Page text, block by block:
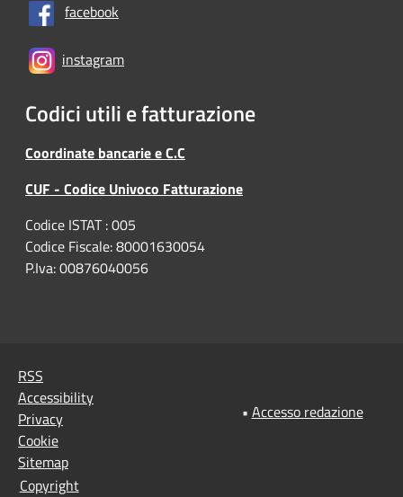
facebook
instagram
Codici utili e fatturazione
Coordinate bancarie e C.C
CUF - Codice Univoco Fatturazione
Codice ISTAT : 005
Codice Fiscale: 80001630054
P.Iva: 00876040056
RSS
Accessibility
Privacy
Cookie
Sitemap
Copyright
• Accesso redazione